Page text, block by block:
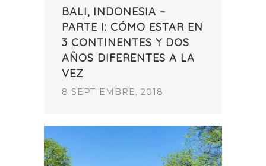
BALI, INDONESIA –
PARTE I: CÓMO ESTAR EN
3 CONTINENTES Y DOS
AÑOS DIFERENTES A LA
VEZ
8 SEPTIEMBRE, 2018